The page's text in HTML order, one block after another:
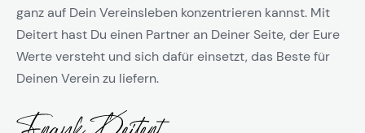
ganz auf Dein Vereinsleben konzentrieren kannst. Mit
Deitert hast Du einen Partner an Deiner Seite, der Eure
Werte versteht und sich dafür einsetzt, das Beste für
Deinen Verein zu liefern.